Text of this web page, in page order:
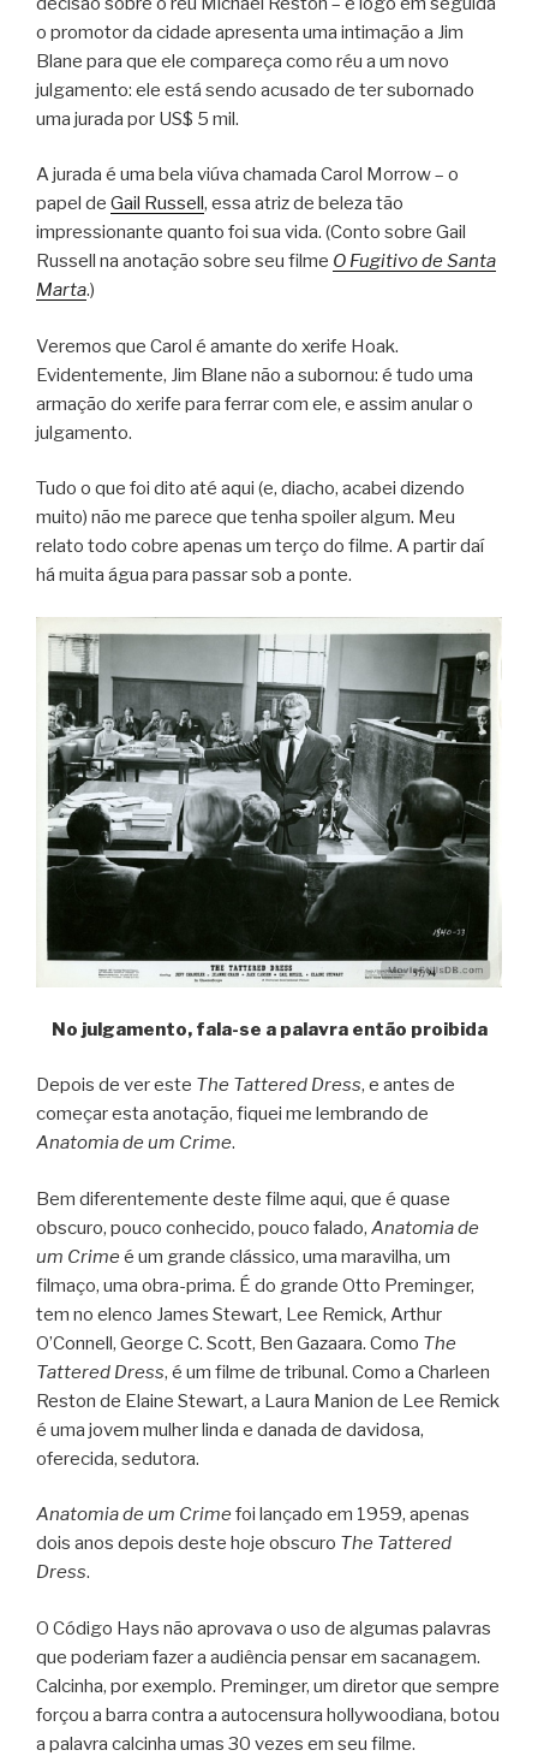
o promotor da cidade apresenta uma intimação a Jim
Blane para que ele compareça como réu a um novo
julgamento: ele está sendo acusado de ter subornado
uma jurada por US$ 5 mil.
A jurada é uma bela viúva chamada Carol Morrow – o
papel de Gail Russell , essa atriz de beleza tão
impressionante quanto foi sua vida. (Conto sobre Gail
Russell na anotação sobre seu filme O Fugitivo de Santa
Marta.)
Veremos que Carol é amante do xerife Hoak.
Evidentemente, Jim Blane não a subornou: é tudo uma
armação do xerife para ferrar com ele, e assim anular o
julgamento.
Tudo o que foi dito até aqui (e, diacho, acabei dizendo
muito) não me parece que tenha spoiler algum. Meu
relato todo cobre apenas um terço do filme. A partir daí
há muita água para passar sob a ponte.
No julgamento, fala-se a palavra então proibida
Depois de ver este The Tattered Dress, e antes de
começar esta anotação, fiquei me lembrando de
Anatomia de um Crime.
Bem diferentemente deste filme aqui, que é quase
obscuro, pouco conhecido, pouco falado, Anatomia de
um Crime é um grande clássico, uma maravilha, um
filmaço, uma obra-prima. É do grande Otto Preminger,
tem no elenco James Stewart, Lee Remick, Arthur
O’Connell, George C. Scott, Ben Gazaara. Como The
Tattered Dress, é um filme de tribunal. Como a Charleen
Reston de Elaine Stewart, a Laura Manion de Lee Remick
é uma jovem mulher linda e danada de davidosa,
oferecida, sedutora.
Anatomia de um Crime foi lançado em 1959, apenas
dois anos depois deste hoje obscuro The Tattered
Dress.
O Código Hays não aprovava o uso de algumas palavras
que poderiam fazer a audiência pensar em sacanagem.
Calcinha, por exemplo. Preminger, um diretor que sempre
forçou a barra contra a autocensura hollywoodiana, botou
a palavra calcinha umas 30 vezes em seu filme.